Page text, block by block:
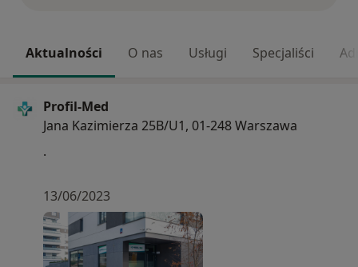
Aktualności O nas Usługi Specjaliści
Profil-Med
Jana Kazimierza 25B/U1, 01-248 Warszawa
.
13/06/2023